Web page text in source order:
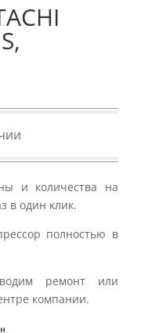
и количества на
в один клик.
полностью в
ремонт или
компании.